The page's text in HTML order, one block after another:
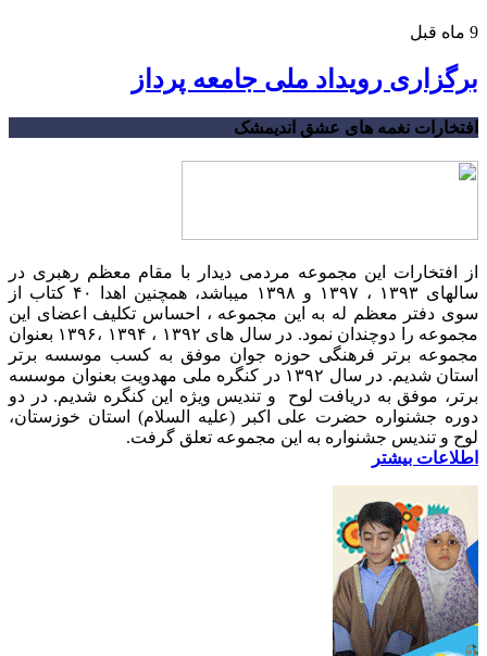
9 ماه قبل
برگزاری رویداد ملی جامعه پرداز
افتخارات نغمه های عشق اندیمشک
از افتخارات این مجموعه مردمی دیدار با مقام معظم رهبری در
سالهای ۱۳۹۳ ، ۱۳۹۷ و ۱۳۹۸ میباشد، همچنین اهدا ۴۰ کتاب از
سوی دفتر معظم له به این مجموعه ، احساس تکلیف اعضای این
مجموعه را دوچندان نمود. در سال های ۱۳۹۲ ، ۱۳۹۴ ،۱۳۹۶ بعنوان
مجموعه برتر فرهنگی حوزه جوان موفق به کسب موسسه برتر
استان شدیم. در سال ۱۳۹۲ در کنگره ملی مهدویت بعنوان موسسه
برتر، موفق به دریافت لوح و تندیس ویژه این کنگره شدیم. در دو
دوره جشنواره حضرت علی اکبر (علیه السلام) استان خوزستان،
لوح و تندیس جشنواره به این مجموعه تعلق گرفت.
اطلاعات بیشتر